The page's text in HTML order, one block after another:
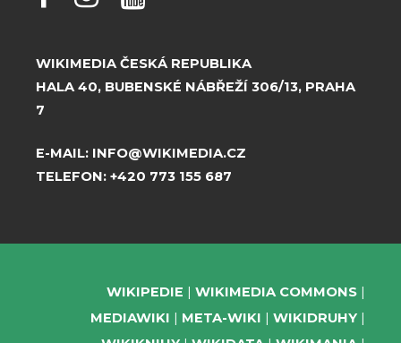
WIKIMEDIA ČESKÁ REPUBLIKA
HALA 40, BUBENSKÉ NÁBŘEŽÍ 306/13, PRAHA
7
E-MAIL: INFO@WIKIMEDIA.CZ
TELEFON: +420 773 155 687
WIKIPEDIE
WIKIMEDIA COMMONS
MEDIAWIKI
META-WIKI
WIKIDRUHY